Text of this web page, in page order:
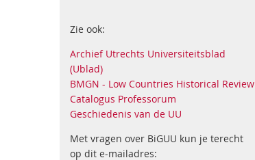
Zie ook:
Archief Utrechts Universiteitsblad
(Ublad)
BMGN - Low Countries Historical Review
Catalogus Professorum
Geschiedenis van de UU
Met vragen over BiGUU kun je terecht
op dit e-mailadres: